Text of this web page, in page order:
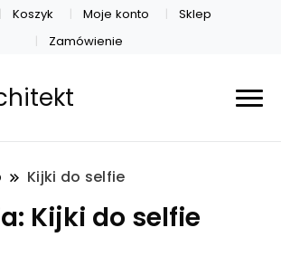
Koszyk Moje konto
Sklep
Zamówienie
Kijki do selfie
Kijki do selfie